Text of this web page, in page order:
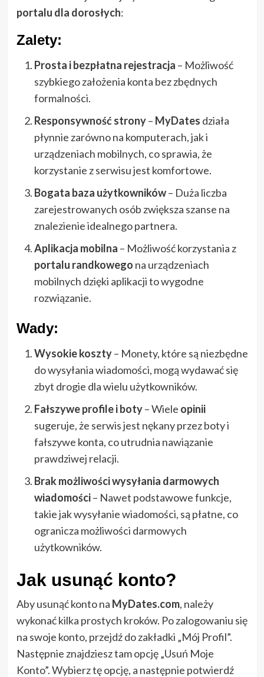
portalu dla dorosłych:
Zalety:
Prosta i bezpłatna rejestracja – Możliwość
szybkiego założenia konta bez zbędnych
formalności.
Responsywność strony– MyDates działa
płynnie zarówno na komputerach, jak i
urządzeniach mobilnych, co sprawia, że
korzystanie z serwisu jest komfortowe.
Bogata baza użytkowników– Duża liczba
zarejestrowanych osób zwiększa szanse na
znalezienie idealnego partnera.
Aplikacja mobilna – Możliwość korzystania z
portalu randkowego na urządzeniach
mobilnych dzięki aplikacji to wygodne
rozwiązanie.
Wady:
Wysokie koszty– Monety, które są niezbędne
do wysyłania wiadomości, mogą wydawać się
zbyt drogie dla wielu użytkowników.
Fałszywe profile i boty– Wiele opinii
sugeruje, że serwis jest nękany przez boty i
fałszywe konta, co utrudnia nawiązanie
prawdziwej relacji.
Brak możliwości wysyłania darmowych
wiadomości– Nawet podstawowe funkcje,
takie jak wysyłanie wiadomości, są płatne, co
ogranicza możliwości darmowych
użytkowników.
Jak usunąć konto?
Aby usunąć konto na MyDates.com, należy
wykonać kilka prostych kroków. Po zalogowaniu się
na swoje konto, przejdź do zakładki „Mój Profil”.
Następnie znajdziesz tam opcję „Usuń Moje
Konto”. Wybierz tę opcję, a następnie potwierdź